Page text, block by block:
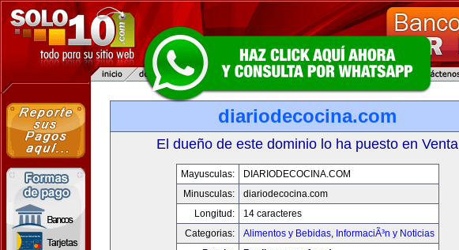
diariodecocina.com
El dueño de este dominio lo ha puesto en Venta
Mayusculas:
DIARIODECOCINA.COM
Minusculas:
diariodecocina.com
Longitud:
14 caracteres
Categorias:
Alimentos y Bebidas, InformaciÃ³n y Noticias